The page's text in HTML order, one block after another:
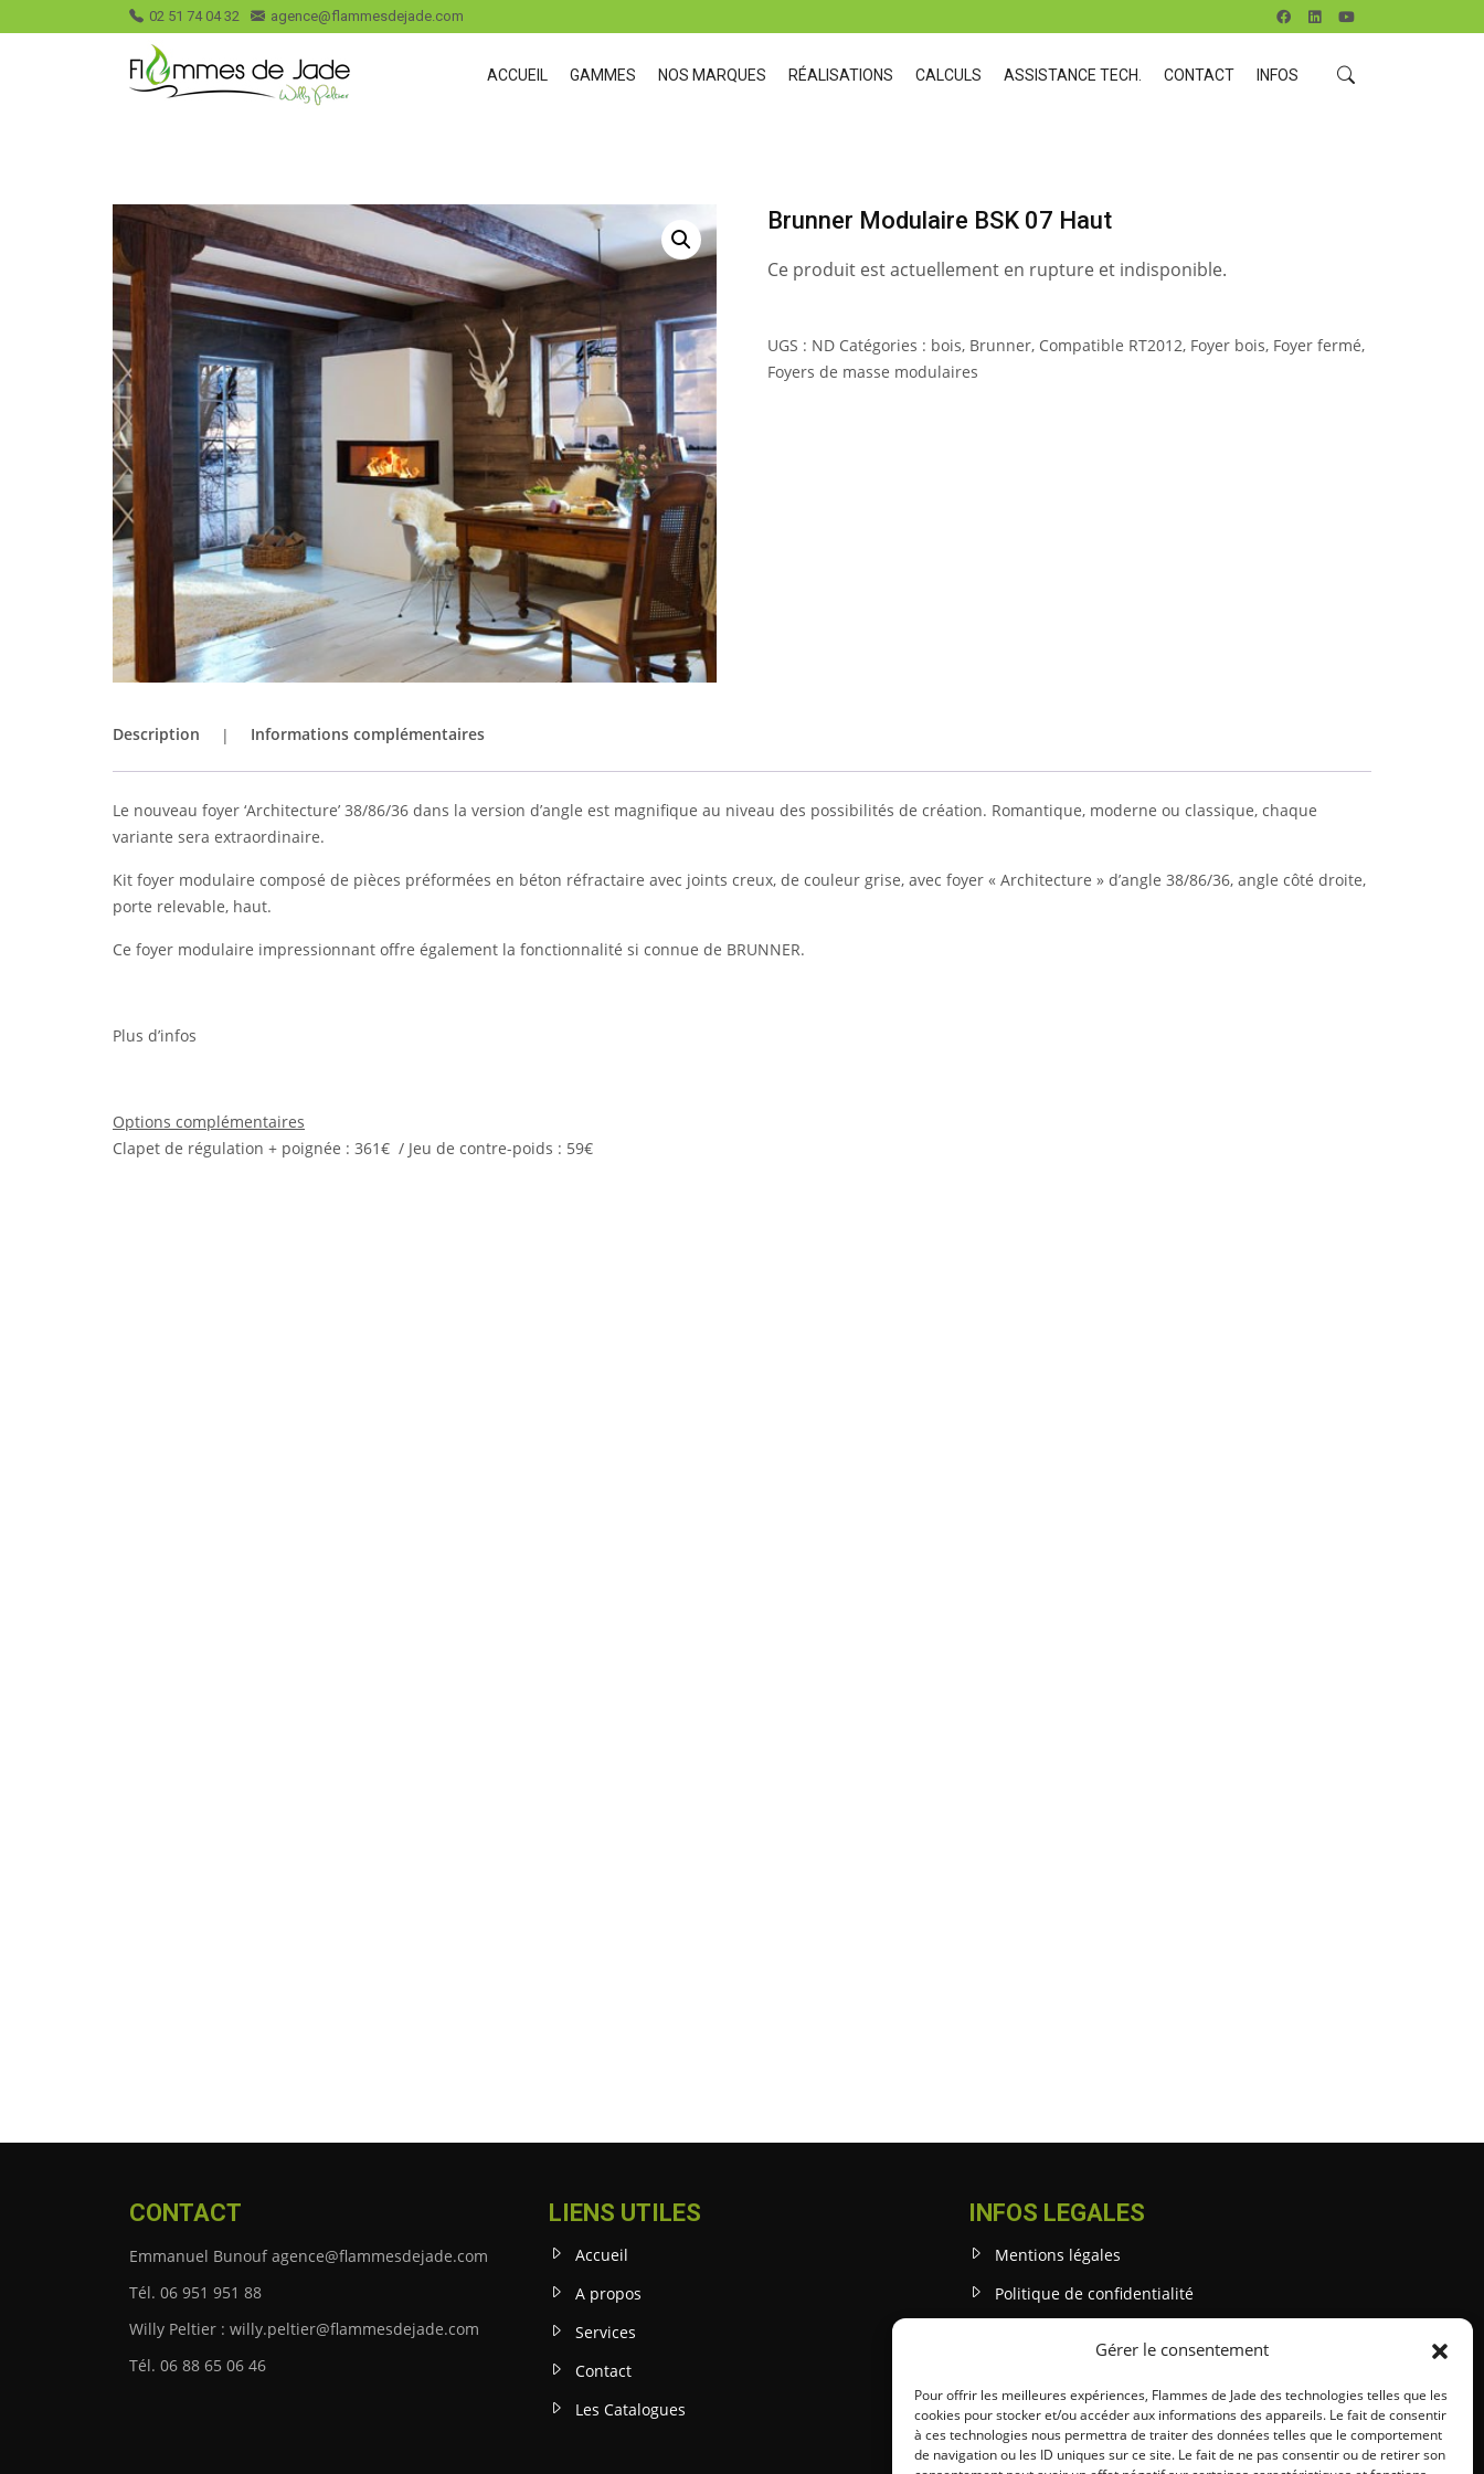
Gérer le consentement
Pour offrir les meilleures expériences, Flammes de Jade des technologies telles que les
cookies pour stocker et/ou accéder aux informations des appareils. Le fait de consentir
à ces technologies nous permettra de traiter des données telles que le comportement
de navigation ou les ID uniques sur ce site. Le fait de ne pas consentir ou de retirer son
02 51 74 04 32 agence@flammesdejade.com
ACCUEIL GAMMES NOS MARQUES RÉALISATIONS CALCULS ASSISTANCE TECH. CONTACT INFOS
Brunner Modulaire BSK 07 Haut
Ce produit est actuellement en rupture et indisponible.
UGS : ND Catégories : bois, Brunner, Compatible RT2012, Foyer bois, Foyer fermé,
Foyers de masse modulaires
Description Informations complémentaires
Le nouveau foyer ‘Architecture’ 38/86/36 dans la version d’angle est magnifique au niveau des possibilités de création. Romantique, moderne ou classique, chaque
variante sera extraordinaire.
Kit foyer modulaire composé de pièces préformées en béton réfractaire avec joints creux, de couleur grise, avec foyer « Architecture » d’angle 38/86/36, angle côté droite,
porte relevable, haut.
Ce foyer modulaire impressionnant offre également la fonctionnalité si connue de BRUNNER.
Plus d’infos
Options complémentaires
Clapet de régulation + poignée : 361€ / Jeu de contre-poids : 59€
CONTACT
Emmanuel Bunouf agence@flammesdejade.com
Tél. 06 951 951 88
Willy Peltier : willy.peltier@flammesdejade.com
Tél. 06 88 65 06 46
LIENS UTILES
Accueil
A propos
Services
Contact
Les Catalogues
INFOS LEGALES
Mentions légales
Politique de confidentialité